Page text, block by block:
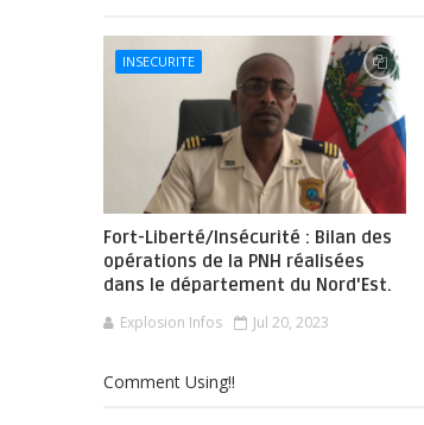
INSECURITE
Fort-Liberté/Insécurité : Bilan des
opérations de la PNH réalisées
dans le département du Nord'Est.
Explosion Infos Jul 20, 2023
Comment Using!!